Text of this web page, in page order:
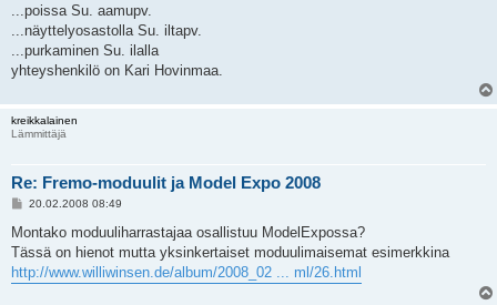
...poissa Su. aamupv.
...näyttelyosastolla Su. iltapv.
...purkaminen Su. ilalla
yhteyshenkilö on Kari Hovinmaa.
kreikkalainen
Lämmittäjä
Re: Fremo-moduulit ja Model Expo 2008
V
e
t
i
20.02.2008 08:49
Montako moduuliharrastajaa osallistuu ModelExpossa?
Tässä on hienot mutta yksinkertaiset moduulimaisemat esimerkkina
http://www.williwinsen.de/album/2008_02 ... ml/26.html